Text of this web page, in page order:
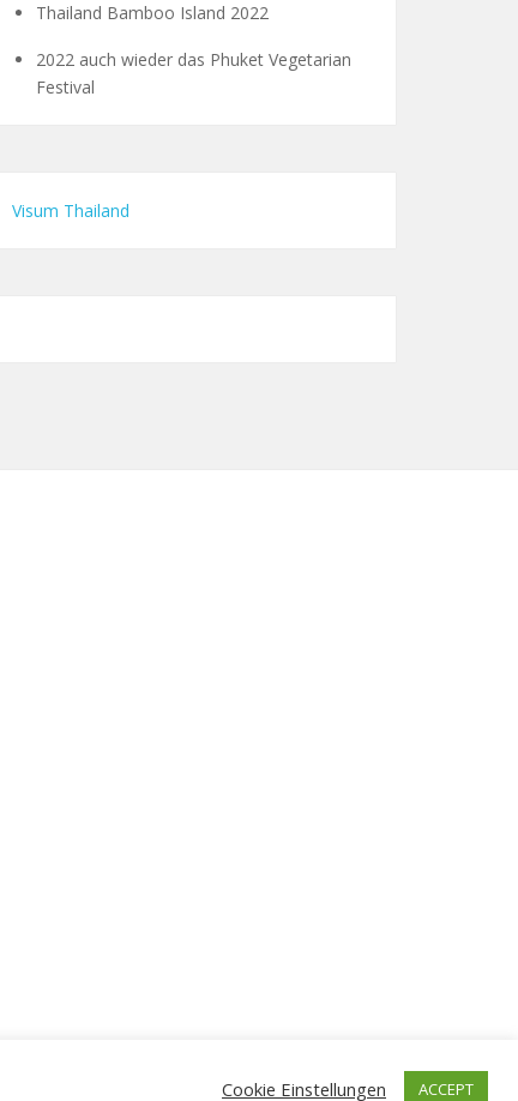
Thailand Bamboo Island 2022
2022 auch wieder das Phuket Vegetarian
Festival
Visum Thailand
Cookie Einstellungen ACCEPT